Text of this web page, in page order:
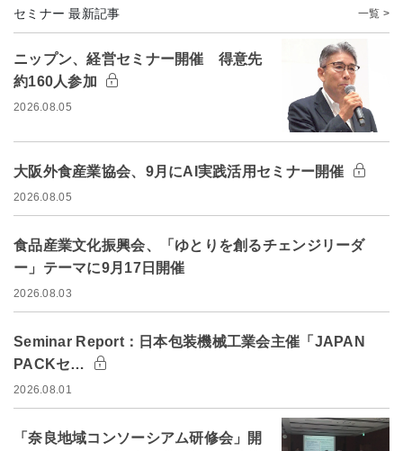
セミナー 最新記事 一覧 >
ニップン、経営セミナー開催 得意先
約160人参加
2026.08.05
大阪外食産業協会、9月にAI実践活用セミナー開催
2026.08.05
食品産業文化振興会、「ゆとりを創るチェンジリーダ
ー」テーマに9月17日開催
2026.08.03
Seminar Report：日本包装機械工業会主催「JAPAN
PACKセ…
2026.08.01
「奈良地域コンソーシアム研修会」開